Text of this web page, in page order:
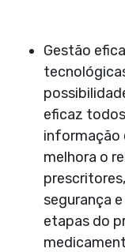
Gestão
eficaz
informação
melhora o
segurança
etapas do